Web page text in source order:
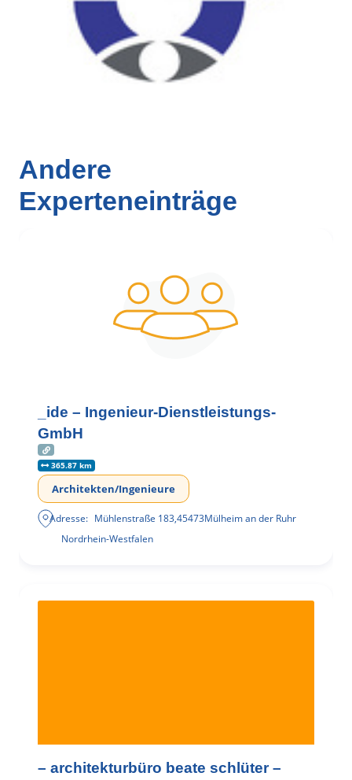
Andere
Experteneinträge
_ide – Ingenieur-Dienstleistungs-
GmbH
365.87 km
Architekten/Ingenieure
Adresse: Mühlenstraße 183,45473Mülheim an der Ruhr
Nordrhein-Westfalen
– architekturbüro beate schlüter –